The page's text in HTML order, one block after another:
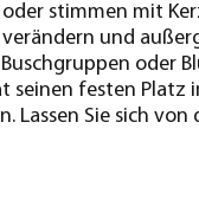
oder stimmen mit
und
oder
festen Platz
Lassen Sie sich